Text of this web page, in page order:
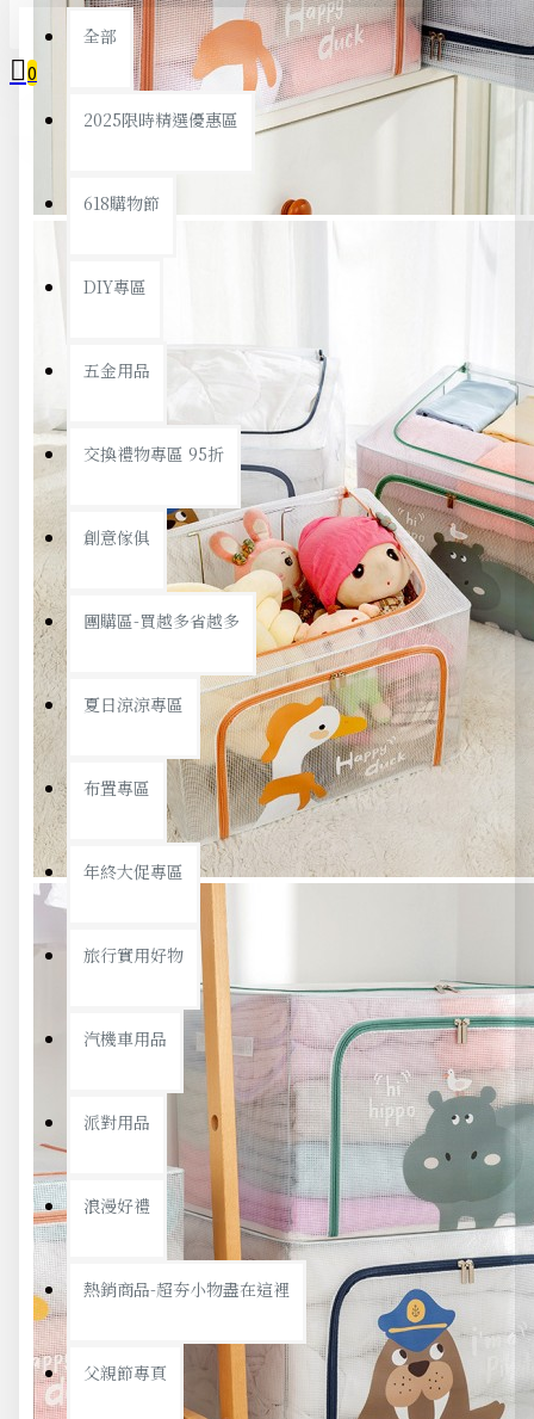
全部
2025限時精選優惠區
618購物節
DIY專區
五金用品
交換禮物專區 95折
創意傢俱
團購區-買越多省越多
夏日涼涼專區
布置專區
年終大促專區
旅行實用好物
汽機車用品
派對用品
浪漫好禮
熱銷商品-超夯小物盡在這裡
父親節專頁
0
您的購物車內沒有商品！